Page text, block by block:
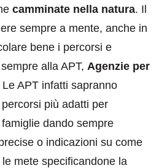
camminate nella natura. Il
sempre a mente, anche in
bene i percorsi e
alla APT, Agenzie per
APT infatti sapranno
più adatti per
dando sempre
o indicazioni su come
mete specificandone la